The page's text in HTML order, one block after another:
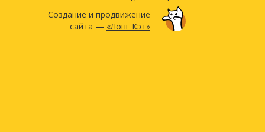
Создание и продвижение
сайта — «Лонг Кэт»